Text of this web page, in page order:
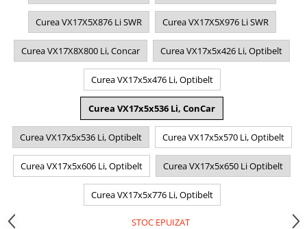
Curea VX17X5X876 Li SWR Curea VX17X5X976 Li SWR
Curea VX17X8X800 Li, Concar Curea VX17x5x426 Li, Optibelt
Curea VX17x5x476 Li, Optibelt
Curea VX17x5x536 Li, ConCar
Curea VX17x5x536 Li, Optibelt Curea VX17x5x570 Li, Optibelt
Curea VX17x5x606 Li, Optibelt Curea VX17x5x650 Li Optibelt
Curea VX17x5x776 Li, Optibelt
STOC EPUIZAT